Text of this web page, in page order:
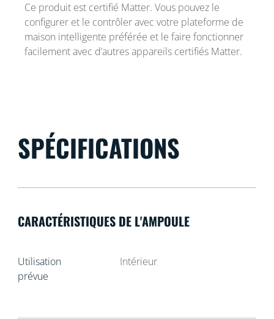
Ce produit est certifié Matter. Vous pouvez le
configurer et le contrôler avec votre plateforme de
maison intelligente préférée et le faire fonctionner
facilement avec d’autres appareils certifiés Matter.
SPÉCIFICATIONS
CARACTÉRISTIQUES DE L'AMPOULE
Utilisation
prévue
Intérieur